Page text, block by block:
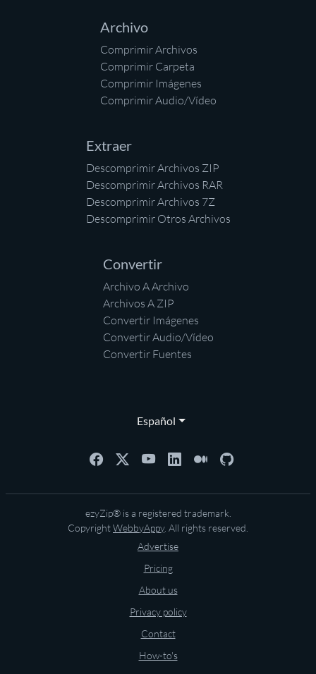
Archivo
Comprimir Archivos
Comprimir Carpeta
Comprimir Imágenes
Comprimir Audio/Vídeo
Extraer
Descomprimir Archivos ZIP
Descomprimir Archivos RAR
Descomprimir Archivos 7Z
Descomprimir Otros Archivos
Convertir
Archivo A Archivo
Archivos A ZIP
Convertir Imágenes
Convertir Audio/Vídeo
Convertir Fuentes
Español
ezyZip® is a registered trademark.
CopyrightWebbyAppy. All rights reserved.
Advertise
Pricing
About us
Privacy policy
Contact
How-to's